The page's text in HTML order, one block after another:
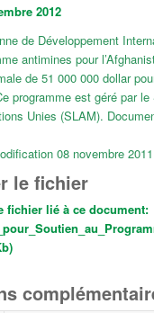
2012
de Développement
antimines pour
de 51 000 000 dollar
programme est géré par
Unies (SLAM).
08 novembre
le fichier
fichier lié à ce document: